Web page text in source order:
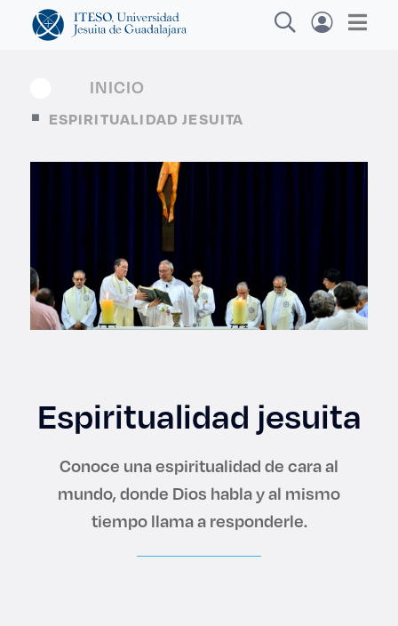
actividades y noticias
Enlaces de interés
Aspirantes
INICIO
ESPIRITUALIDAD JESUITA
Espiritualidad jesuita
Conoce una espiritualidad de cara al
mundo, donde Dios habla y al mismo
tiempo llama a responderle.